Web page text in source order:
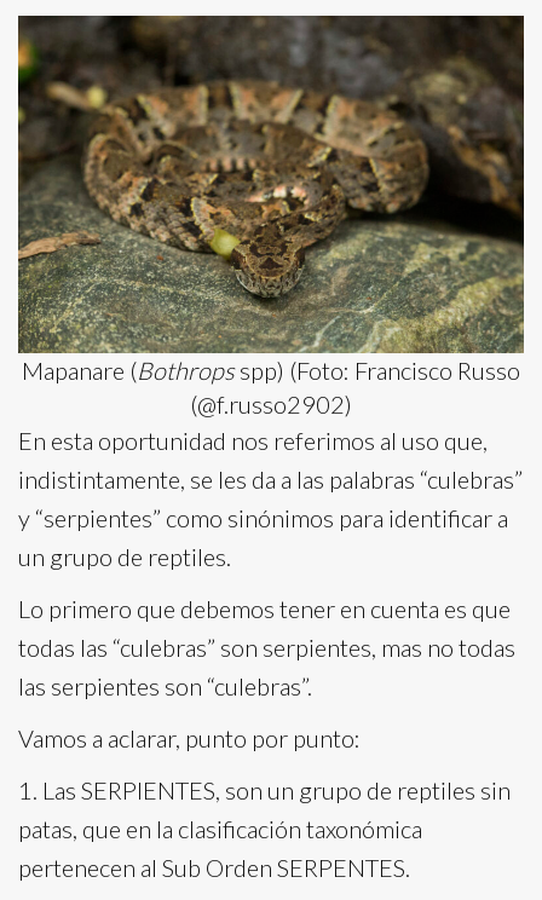
Mapanare (Bothropsspp) (Foto: Francisco Russo
(@f.russo2902)
En esta oportunidad nos referimos al uso que,
indistintamente, se les da a las palabras “culebras”
y “serpientes” como sinónimos para identificar a
un grupo de reptiles.
Lo primero que debemos tener en cuenta es que
todas las “culebras” son serpientes, mas no todas
las serpientes son “culebras”.
Vamos a aclarar, punto por punto:
1. Las SERPIENTES, son un grupo de reptiles sin
patas, que en la clasificación taxonómica
pertenecen al Sub Orden SERPENTES.